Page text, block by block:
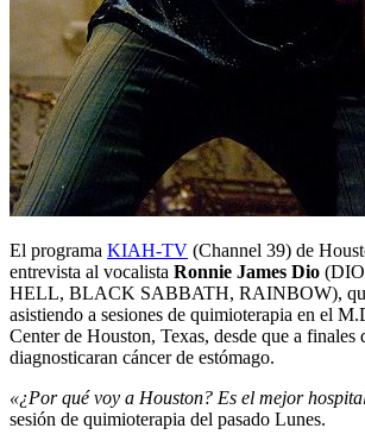
El programa KIAH-TV (Channel 39) de
entrevista al vocalista Ronnie James Dio
HELL, BLACK SABBATH, RAINBOW),
asistiendo a sesiones de quimioterapia en el
Center de Houston, Texas, desde que a finales
diagnosticaran cáncer de estómago.
«¿Por qué voy a Houston? Es el mejor
sesión de quimioterapia del pasado Lunes.